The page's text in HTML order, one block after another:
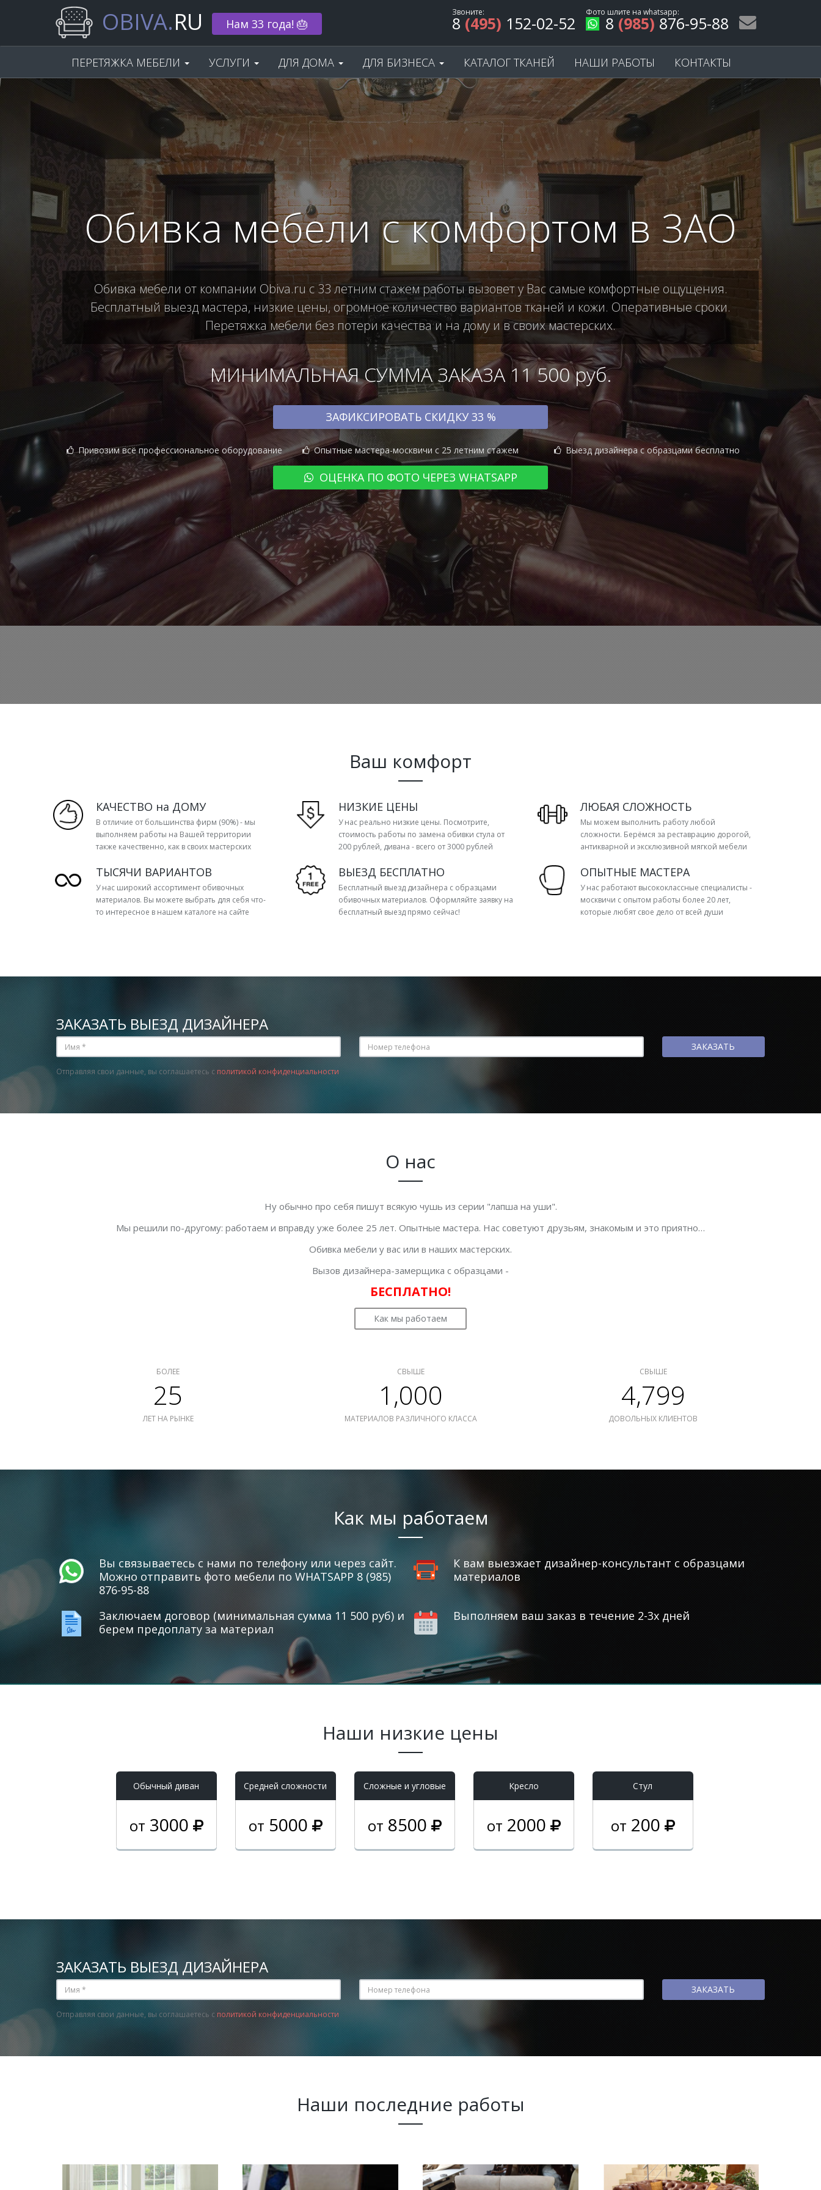
OBIVA.RU 🌟 Скидка 33% 🌟
Звоните:
8 (495) 152-02-52
Фото шлите на whatsapp:
8 (985) 876-95-88
ПЕРЕТЯЖКА МЕБЕЛИ УСЛУГИ ДЛЯ ДОМА ДЛЯ БИЗНЕСА КАТАЛОГ ТКАНЕЙ НАШИ РАБОТЫ КОНТАКТЫ
Обивка мебели с комфортом в ЗАО
Обивка мебели от компании Obiva.ru с 33 летним стажем работы вызовет у Вас самые комфортные ощущения.
Бесплатный выезд мастера, низкие цены, огромное количество вариантов тканей и кожи. Оперативные сроки.
Перетяжка мебели без потери качества и на дому и в своих мастерских.
МИНИМАЛЬНАЯ СУММА ЗАКАЗА 11 500 руб.
ЗАФИКСИРОВАТЬ СКИДКУ 33 %
Привозим всё профессиональное оборудование Опытные мастера-москвичи с 25 летним стажем Выезд дизайнера с образцами бесплатно
ОЦЕНКА ПО ФОТО ЧЕРЕЗ WHATSAPP
Ваш комфорт
КАЧЕСТВО на ДОМУ
В отличие от большинства фирм (90%) - мы
выполняем работы на Вашей территории
также качественно, как в своих мастерских
НИЗКИЕ ЦЕНЫ
У нас реально низкие цены. Посмотрите,
стоимость работы по замена обивки стула от
200 рублей, дивана - всего от 3000 рублей
ЛЮБАЯ СЛОЖНОСТЬ
Мы можем выполнить работу любой
сложности. Берёмся за реставрацию дорогой,
антикварной и эксклюзивной мягкой мебели
ТЫСЯЧИ ВАРИАНТОВ
У нас широкий ассортимент обивочных
материалов. Вы можете выбрать для себя что-
то интересное в нашем каталоге на сайте
ВЫЕЗД БЕСПЛАТНО
Бесплатный выезд дизайнера с образцами
обивочных материалов. Оформляйте заявку на
бесплатный выезд прямо сейчас!
ОПЫТНЫЕ МАСТЕРА
У нас работают высококлассные специалисты -
москвичи с опытом работы более 20 лет,
которые любят свое дело от всей души
ЗАКАЗАТЬ ВЫЕЗД ДИЗАЙНЕРА
Отправляя свои данные, вы соглашаетесь с политикой конфиденциальности
О нас
Ну обычно про себя пишут всякую чушь из серии "лапша на уши".
Мы решили по-другому: работаем и вправду уже более 25 лет. Опытные мастера. Нас советуют друзьям, знакомым и это приятно…
Обивка мебели у вас или в наших мастерских.
Вызов дизайнера-замерщика с образцами -
БЕСПЛАТНО!
Как мы работаем
БОЛЕЕ
25
ЛЕТ НА РЫНКЕ
СВЫШЕ
1,000
МАТЕРИАЛОВ РАЗЛИЧНОГО КЛАССА
СВЫШЕ
4,799
ДОВОЛЬНЫХ КЛИЕНТОВ
Как мы работаем
Вы связываетесь с нами по телефону или через сайт.
Можно отправить фото мебели по WHATSAPP 8 (985)
876-95-88
К вам выезжает дизайнер-консультант с образцами
материалов
Заключаем договор (минимальная сумма 11 500 руб) и
берем предоплату за материал
Выполняем ваш заказ в течение 2-3х дней
Наши низкие цены
Обычный диван
от 3000
Средней сложности
от 5000
Cложные и угловые
от 8500
Кресло
от 2000
Стул
от 200
ЗАКАЗАТЬ ВЫЕЗД ДИЗАЙНЕРА
Отправляя свои данные, вы соглашаетесь с политикой конфиденциальности
Наши последние работы